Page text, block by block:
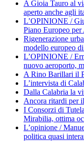
A Gioia Tauro al
aperto anche agli
L’OPINIONE /
Piano Europeo per
Rigenerazione
modello europeo
L’OPINIONE /
nuovo aeroporto,
A Rino Barillari il
L’intervista di
Dalla Calabria la
Ancora ritardi per
I Consorzi di
Mirabilia, ottima
L’opinione /
politica quasi